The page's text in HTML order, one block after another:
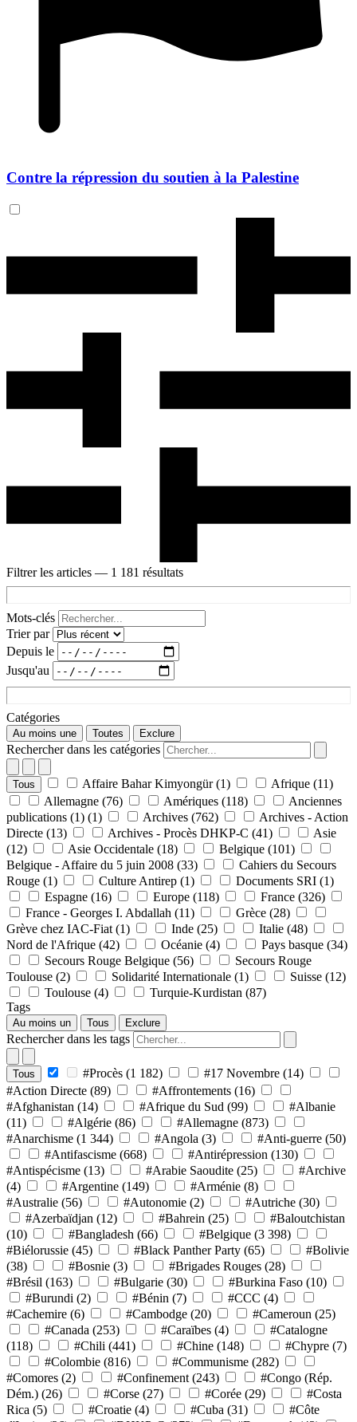
Contre la répression du soutien à la Palestine
Filtrer les articles — 1 181 résultats
Mots-clés
Trier par
Depuis le
Jusqu'au
Catégories
Au moins une Toutes Exclure
Rechercher dans les catégories
Tous Affaire Bahar Kimyongür (1) Afrique (11)
Allemagne (76) Amériques (118)
Anciennes
publications (1) (1) Archives (762)
Archives - Action
Directe (13) Archives - Procès DHKP-C (41)
Asie
(12)
Asie Occidentale (18) Belgique (101)
Belgique - Affaire du 5 juin 2008 (33)
Cahiers du Secours
Rouge (1) Culture Antirep (1) Documents SRI (1)
Espagne (16) Europe (118) France (326)
France - Georges I. Abdallah (11) Grèce (28)
Grève chez IAC-Fiat (1) Inde (25) Italie (48)
Nord de l'Afrique (42) Océanie (4) Pays basque (34)
Secours Rouge Belgique (56)
Secours Rouge
Toulouse (2) Solidarité Internationale (1) Suisse (12)
Toulouse (4) Turquie-Kurdistan (87)
Tags
Au moins un Tous Exclure
Rechercher dans les tags
Tous #Procès (1 182) #17 Novembre (14)
#Action Directe (89) #Affrontements (16)
#Afghanistan (14) #Afrique du Sud (99)
#Albanie
(11)
#Algérie (86) #Allemagne (873)
#Anarchisme (1 344) #Angola (3) #Anti-guerre (50)
#Antifascisme (668) #Antirépression (130)
#Antispécisme (13) #Arabie Saoudite (25)
#Archive
(4)
#Argentine (149) #Arménie (8)
#Australie (56) #Autonomie (2) #Autriche (30)
#Azerbaïdjan (12) #Bahrein (25)
#Baloutchistan
(10)
#Bangladesh (66) #Belgique (3 398)
#Biélorussie (45) #Black Panther Party (65)
#Bolivie
(38)
#Bosnie (3) #Brigades Rouges (28)
#Brésil (163) #Bulgarie (30) #Burkina Faso (10)
#Burundi (2) #Bénin (7) #CCC (4)
#Cachemire (6) #Cambodge (20) #Cameroun (25)
#Canada (253) #Caraïbes (4)
#Catalogne
(118)
#Chili (441) #Chine (148) #Chypre (7)
#Colombie (816) #Communisme (282)
#Comores (2) #Confinement (243)
#Congo (Rép.
Dém.) (26) #Corse (27) #Corée (29)
#Costa
Rica (5) #Croatie (4) #Cuba (31)
#Côte